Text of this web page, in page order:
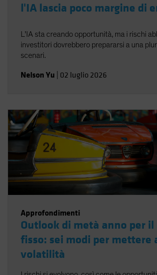
l'IA lascia poco margine di
L'IA sta creando opportunità, ma i rischi
investitori dovrebbero prepararsi a una
scenari.
Nelson Yu 02 luglio 2026
Approfondimenti
Outlook di metà anno per
fisso: sei modi per mettere
volatilità